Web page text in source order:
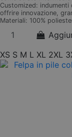
Customized:
offrire innovazione,
Materiali: 100%
XS S M L XL 2XL